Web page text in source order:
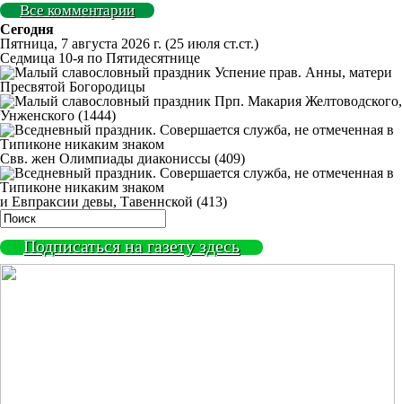
Все комментарии
Сегодня
Пятница, 7 августа 2026 г. (25 июля ст.ст.)
Седмица 10-я по Пятидесятнице
Успение прав. Анны, матери
Пресвятой Богородицы
Прп. Макария Желтоводского,
Унженского (1444)
Свв. жен Олимпиады диакониссы (409)
и Евпраксии девы, Тавеннской (413)
Подписаться на газету здесь